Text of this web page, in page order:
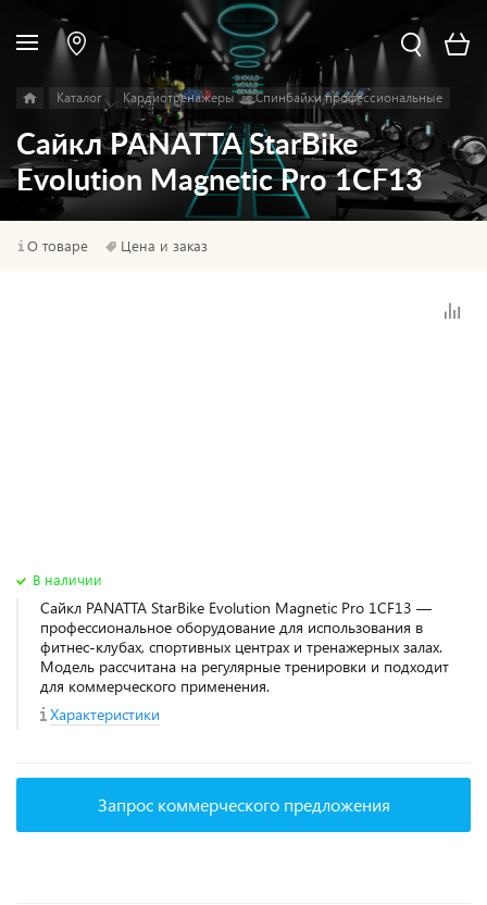
Каталог Кардиотренажеры Спинбайки профессиональные
Сайкл PANATTA StarBike
Evolution Magnetic Pro 1CF13
О товаре Цена и заказ
В наличии
Сайкл PANATTA StarBike Evolution Magnetic Pro 1CF13 —
профессиональное оборудование для использования в
фитнес‑клубах, спортивных центрах и тренажерных залах.
Модель рассчитана на регулярные тренировки и подходит
для коммерческого применения.
Характеристики
Запрос коммерческого предложения